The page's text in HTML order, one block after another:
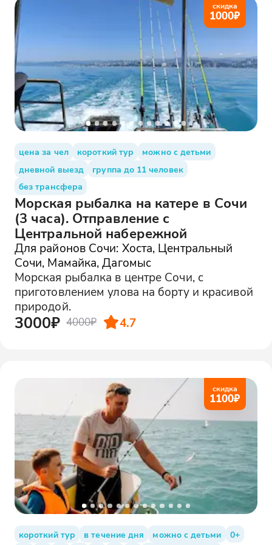
скидка
1000₽
цена за чел короткий тур
можно с детьми
дневной выезд
группа до 11 человек
без трансфера
Морская рыбалка на катере в Сочи
(3 часа). Отправление с
Центральной набережной
Для районов Сочи: Хоста, Центральный
Сочи, Мамайка, Дагомыс
Морская рыбалка в центре Сочи, с
приготовлением улова на борту и красивой
природой.
3000₽ 4000₽ 4.7
скидка
1100₽
короткий тур в течение дня можно с детьми
0+